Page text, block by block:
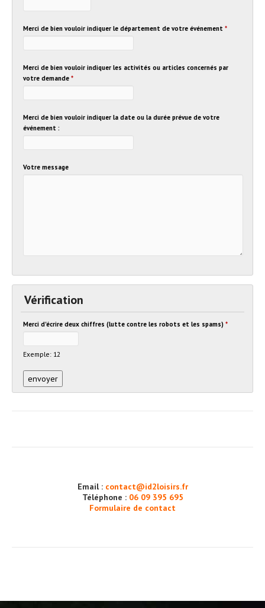
Merci de bien vouloir indiquer le département de votre événement *
Merci de bien vouloir indiquer les activités ou articles concernés par
votre demande *
Merci de bien vouloir indiquer la date ou la durée prévue de votre
événement :
Votre message
Vérification
Merci d'écrire deux chiffres (lutte contre les robots et les spams) *
Exemple: 12
Email : contact@id2loisirs.fr
Téléphone : 06 09 395 695
Formulaire de contact